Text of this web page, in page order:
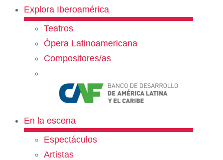
Explora Iberoamérica
Teatros
Ópera Latinoamericana
Compositores/as
En la escena
Espectáculos
Artistas